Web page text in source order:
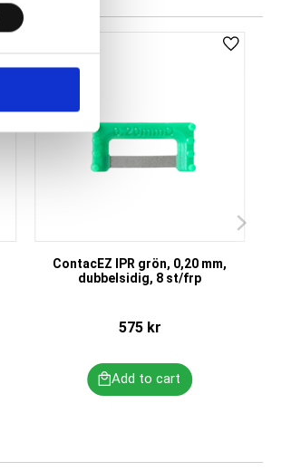
Add to favorites
ContacEZ IPR grön, 0,20 mm,
dubbelsidig, 8 st/frp
575kr
Add to